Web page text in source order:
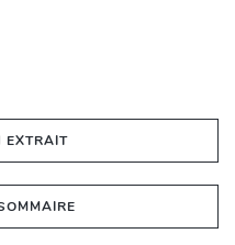
EXTRAIT